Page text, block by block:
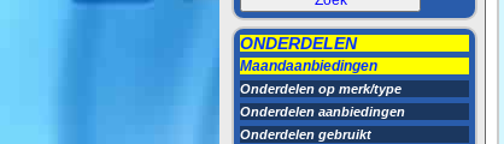
ONDERDELEN
Maandaanbiedingen
Onderdelen op merk/type
Onderdelen aanbiedingen
Onderdelen gebruikt